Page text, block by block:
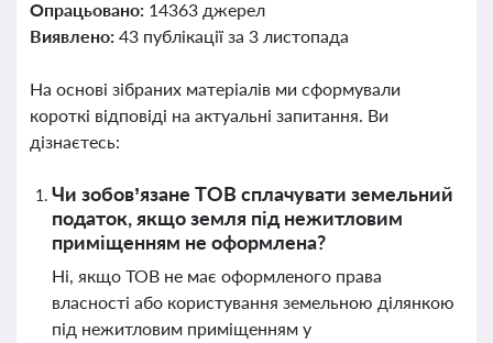
Опрацьовано: 14363 джерел
Виявлено: 43 публікації за 3 листопада
На основі зібраних матеріалів ми сформували
короткі відповіді на актуальні запитання. Ви
дізнаєтесь:
Чи зобов’язане ТОВ сплачувати земельний
податок, якщо земля під нежитловим
приміщенням не оформлена?
Ні, якщо ТОВ не має оформленого права
власності або користування земельною ділянкою
під нежитловим приміщенням у